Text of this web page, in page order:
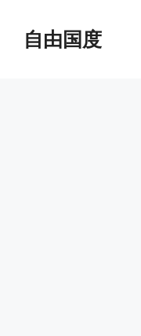
自由国度